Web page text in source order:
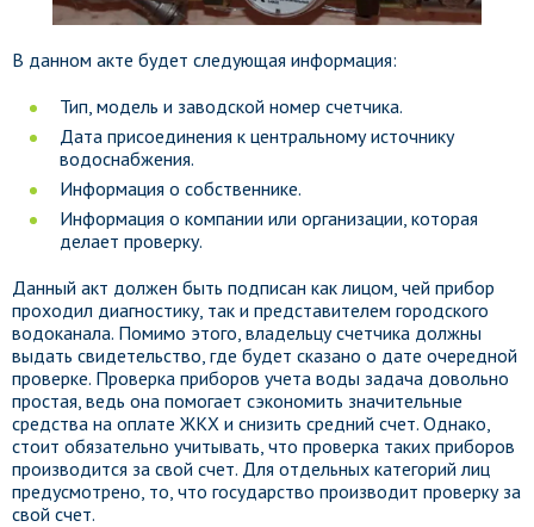
В данном акте будет следующая информация:
Тип, модель и заводской номер счетчика.
Дата присоединения к центральному источнику
водоснабжения.
Информация о собственнике.
Информация о компании или организации, которая
делает проверку.
Данный акт должен быть подписан как лицом, чей прибор
проходил диагностику, так и представителем городского
водоканала. Помимо этого, владельцу счетчика должны
выдать свидетельство, где будет сказано о дате очередной
проверке. Проверка приборов учета воды задача довольно
простая, ведь она помогает сэкономить значительные
средства на оплате ЖКХ и снизить средний счет. Однако,
стоит обязательно учитывать, что проверка таких приборов
производится за свой счет. Для отдельных категорий лиц
предусмотрено, то, что государство производит проверку за
свой счет.